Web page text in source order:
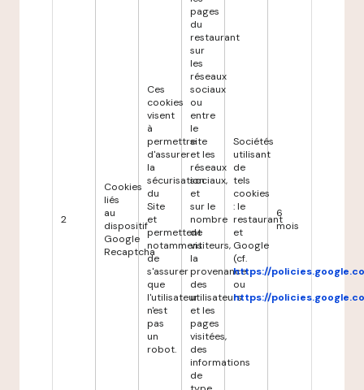
2
Cookies
liés
au
dispositif
Google
Recaptcha
Ces
cookies
visent
à
permettre
d'assurer
la
sécurisation
du
Site
et
permettent
notamment
de
s'assurer
que
l'utilisateur
n'est
pas
un
robot.
pages
du
restaurant
sur
les
réseaux
sociaux
ou
entre
le
site
et les
réseaux
sociaux,
et
sur le
nombre
de
visiteurs,
la
provenance
des
utilisateurs
et les
pages
visitées,
des
informations
de
Sociétés
utilisant
de
tels
cookies
: le
restaurant
et
Google
(cf.
https://
ou
https://
6
mois